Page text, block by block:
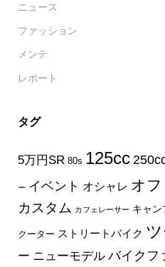
ニュース
ファッション
メンテ
レポート
タグ
5万円SR 80s 125cc
ー イベント オシャレ オフ
カスタム カフェレーサー キャン
クーター ストリートバイク
ー ニューモデル バイクフ